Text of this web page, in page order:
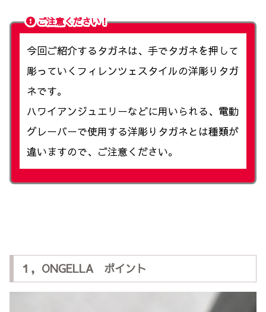
ご注意ください！
今回ご紹介するタガネは、手でタガネを押して
彫っていくフィレンツェスタイルの洋彫りタガ
ネです。
ハワイアンジュエリーなどに用いられる、電動
グレーバーで使用する洋彫りタガネとは種類が
違いますので、ご注意ください。
１，ONGELLA ポイント